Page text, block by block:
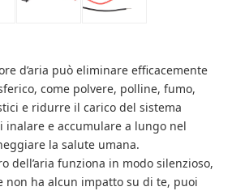
d’aria può eliminare efficacemente
come polvere, polline, fumo,
e ridurre il carico del sistema
inalare e accumulare a lungo nel
la salute umana.
dell’aria funziona in modo silenzioso,
non ha alcun impatto su di te, puoi